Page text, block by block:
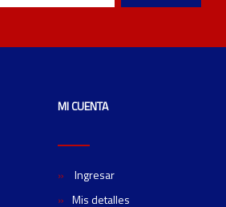
MI CUENTA
Ingresar
Mis detalles